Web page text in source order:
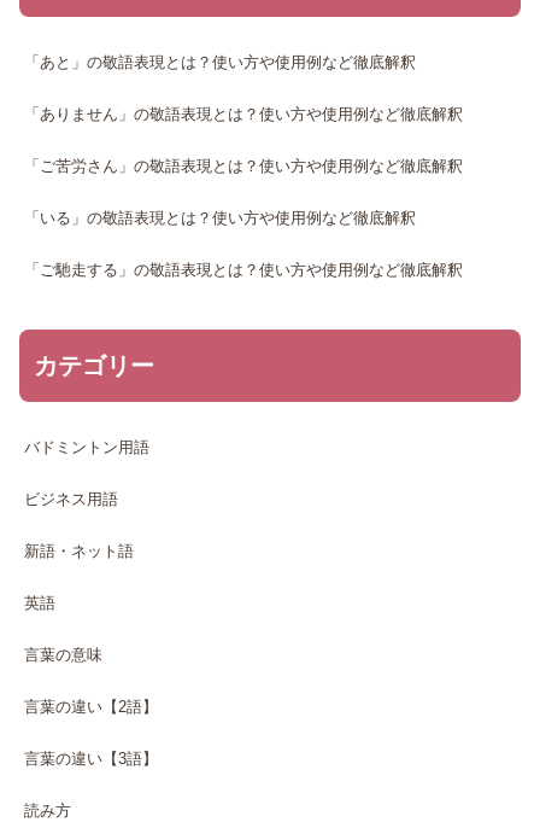
「あと」の敬語表現とは？使い方や使用例など徹底解釈
「ありません」の敬語表現とは？使い方や使用例など徹底解釈
「ご苦労さん」の敬語表現とは？使い方や使用例など徹底解釈
「いる」の敬語表現とは？使い方や使用例など徹底解釈
「ご馳走する」の敬語表現とは？使い方や使用例など徹底解釈
カテゴリー
バドミントン用語
ビジネス用語
新語・ネット語
英語
言葉の意味
言葉の違い【2語】
言葉の違い【3語】
読み方